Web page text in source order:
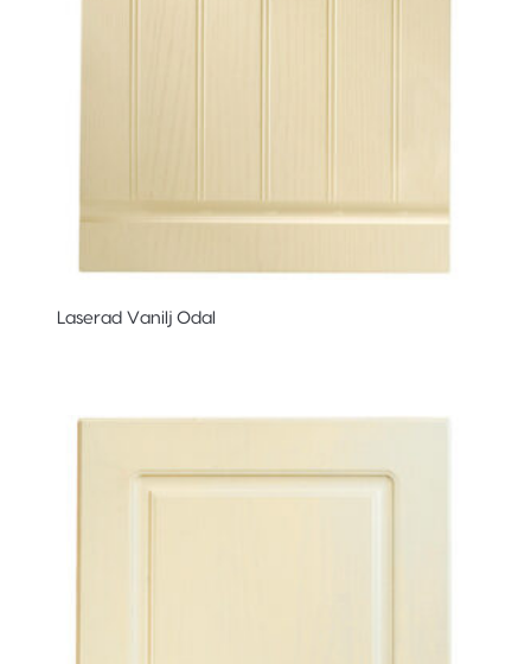
Laserad Vanilj Odal